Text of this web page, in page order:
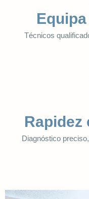
Técnicos
Rapidez
Diagnóstico